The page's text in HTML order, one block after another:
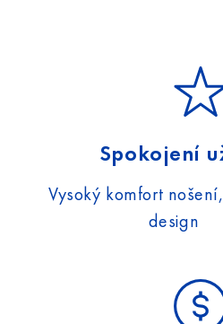
Spokojení
Vysoký komfort
design